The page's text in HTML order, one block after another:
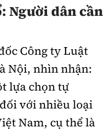
Người dân cần
Công ty Luật
Nội, nhìn nhận:
lựa chọn tự
với nhiều loại
Nam, cụ thể là